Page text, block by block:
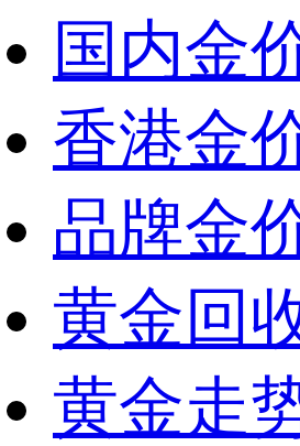
国内金
香港金
品牌金
黄金回
黄金走